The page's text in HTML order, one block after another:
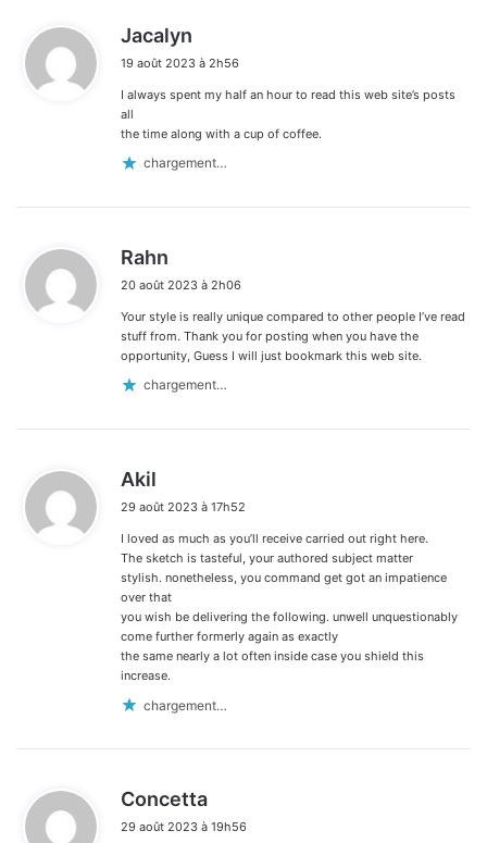
Jacalyn
t
19 août 2023 à 2h56
I always spent my half an hour to read this web site’s posts
all
the time along with a cup of coffee.
chargement…
Rahn
t
:
20 août 2023 à 2h06
Your style is really unique compared to other people I’ve read
stuff from. Thank you for posting when you have the
opportunity, Guess I will just bookmark this web site.
chargement…
Akil
t
:
29 août 2023 à 17h52
I loved as much as you’ll receive carried out right here.
The sketch is tasteful, your authored subject matter
stylish. nonetheless, you command get got an impatience
over that
you wish be delivering the following. unwell unquestionably
come further formerly again as exactly
the same nearly a lot often inside case you shield this
increase.
chargement…
Concetta
29 août 2023 à 19h56